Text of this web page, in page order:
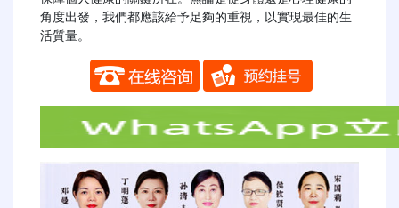
角度出發，我們都應該給予足夠的重視，以實現最佳的生
活質量。